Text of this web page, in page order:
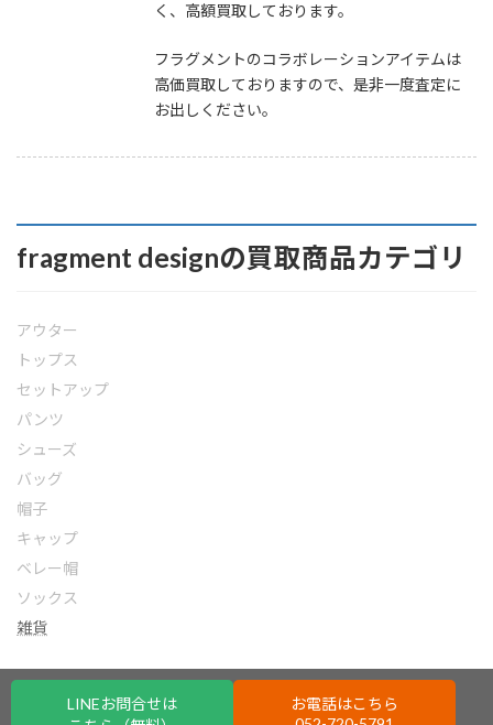
く、高額買取しております。
フラグメントのコラボレーションアイテムは
高価買取しておりますので、是非一度査定に
お出しください。
fragment designの買取商品カテゴリ
アウター
トップス
セットアップ
パンツ
シューズ
バッグ
帽子
キャップ
ベレー帽
ソックス
雑貨
LINEお問合せは
お電話はこちら